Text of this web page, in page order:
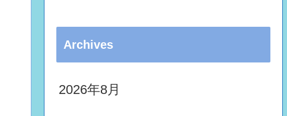
Archives
2026年8月